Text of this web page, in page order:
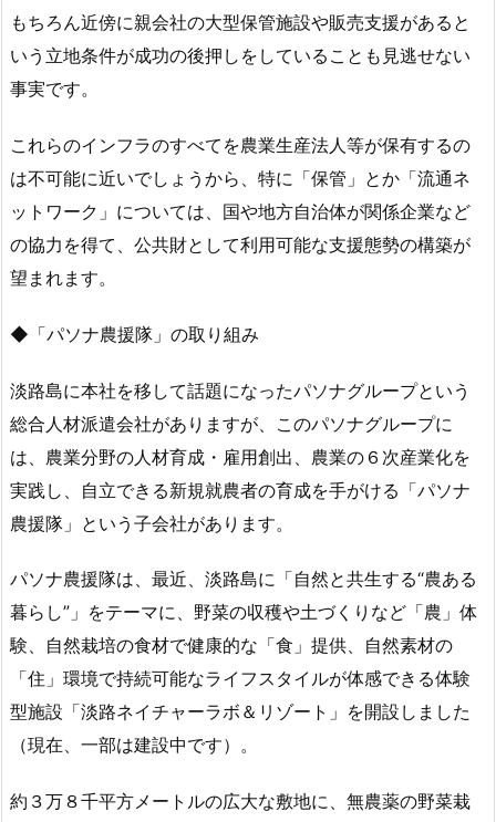
もちろん近傍に親会社の大型保管施設や販売支援があると
いう立地条件が成功の後押しをしていることも見逃せない
事実です。
これらのインフラのすべてを農業生産法人等が保有するの
は不可能に近いでしょうから、特に「保管」とか「流通ネ
ットワーク」については、国や地方自治体が関係企業など
の協力を得て、公共財として利用可能な支援態勢の構築が
望まれます。
◆「パソナ農援隊」の取り組み
淡路島に本社を移して話題になったパソナグループという
総合人材派遣会社がありますが、このパソナグループに
は、農業分野の人材育成・雇用創出、農業の６次産業化を
実践し、自立できる新規就農者の育成を手がける「パソナ
農援隊」という子会社があります。
パソナ農援隊は、最近、淡路島に「自然と共生する“農ある
暮らし”」をテーマに、野菜の収穫や土づくりなど「農」体
験、自然栽培の食材で健康的な「食」提供、自然素材の
「住」環境で持続可能なライフスタイルが体感できる体験
型施設「淡路ネイチャーラボ＆リゾート」を開設しました
（現在、一部は建設中です）。
約３万８千平方メートルの広大な敷地に、無農薬の野菜栽